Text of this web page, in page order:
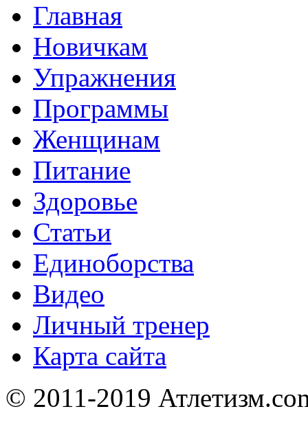
Главная
Новичкам
Упражнения
Программы
Женщинам
Питание
Здоровье
Статьи
Единоборства
Видео
Личный тренер
Карта сайта
© 2011-2019